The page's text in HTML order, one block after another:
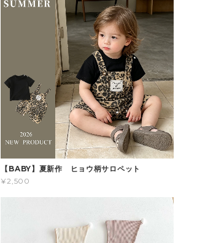
【BABY】夏新作 ヒョウ柄サロペット
¥2,500